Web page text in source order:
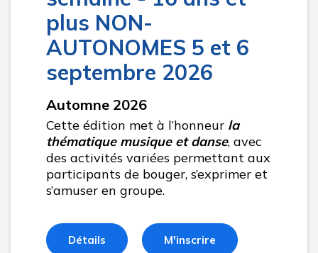
plus NON-
AUTONOMES 5 et 6
septembre 2026
Automne 2026
Cette édition met à l’honneur la
thématique musique et danse, avec
des activités variées permettant aux
participants de bouger, s’exprimer et
s’amuser en groupe.
Détails M'inscrire